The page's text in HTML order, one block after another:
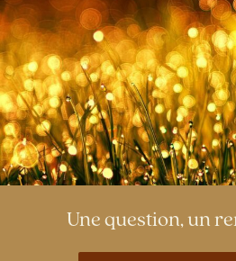
Une question, un